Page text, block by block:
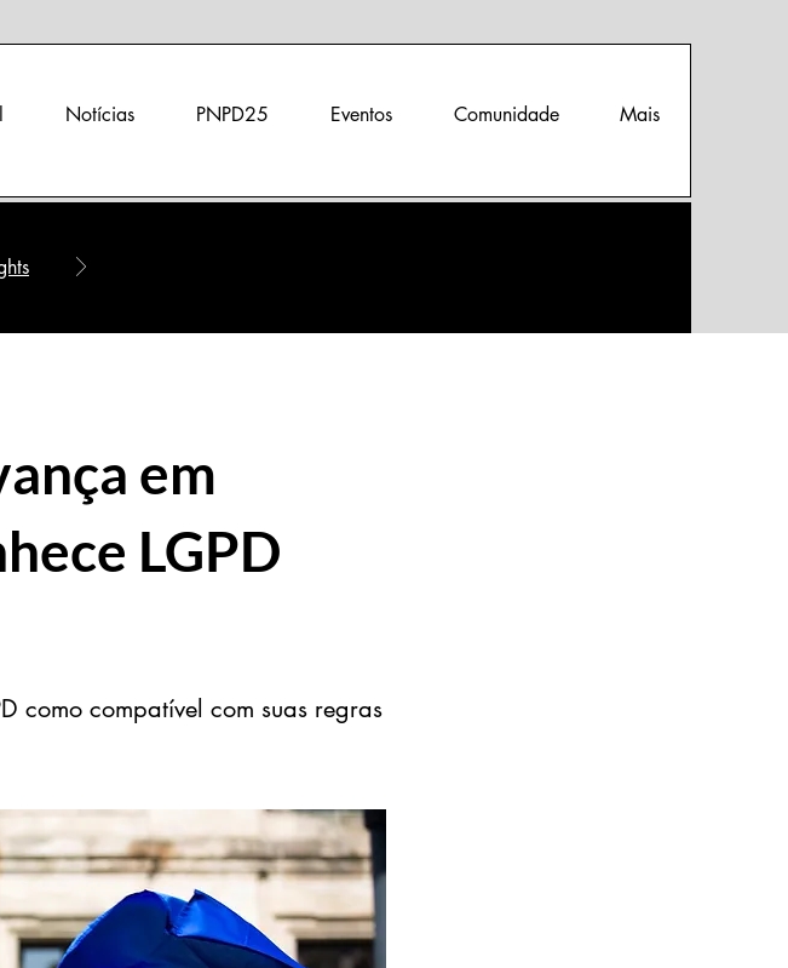
Notícias PNPD25 Eventos Comunidade Mais
em
LGPD
como compatível com suas regras